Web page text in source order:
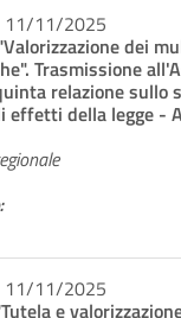
11/11/2025
dei
Trasmissione
relazione sullo
effetti della legge -
11/11/2025
e